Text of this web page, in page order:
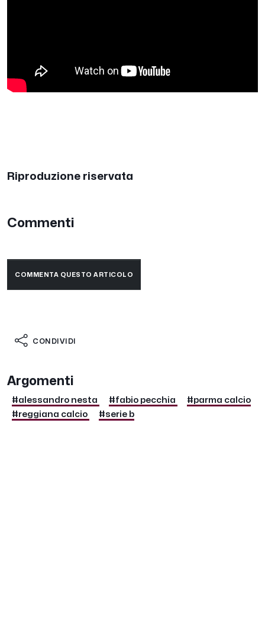
Riproduzione riservata
Commenti
COMMENTA QUESTO ARTICOLO
CONDIVIDI
Argomenti
#alessandro nesta #fabio pecchia
#parma calcio
#reggiana calcio
#serie b